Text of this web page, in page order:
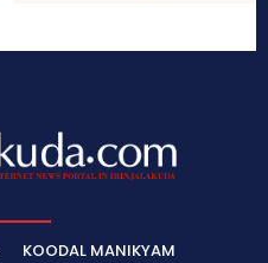
KOODAL MANIKYAM